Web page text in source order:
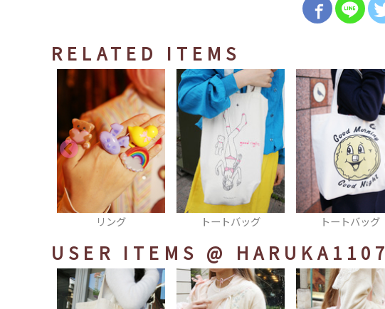
RELATED ITEMS
トートバッグ トートバッグ リング
USER ITEMS @ HARUKA1107